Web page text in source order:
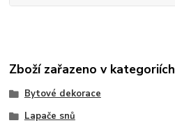
Zboží zařazeno v kategoriích
Bytové dekorace
Lapače snů